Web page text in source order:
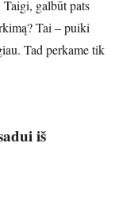
galbūt pats
Tai – puiki
Tad perkame tik
iš